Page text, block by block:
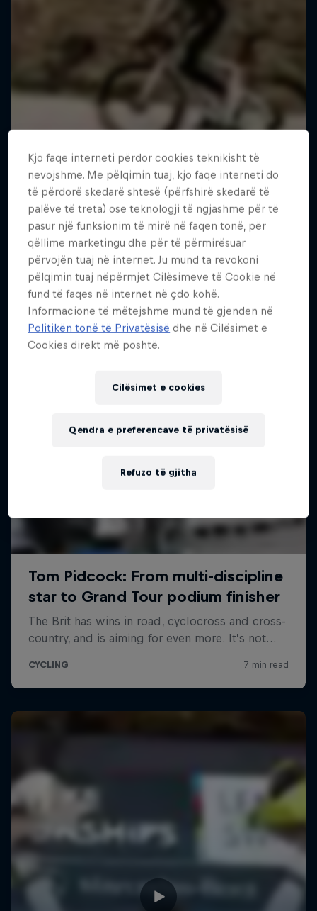
Kjo faqe interneti përdor cookies teknikisht të
nevojshme. Me pëlqimin tuaj, kjo faqe interneti do
të përdorë skedarë shtesë (përfshirë skedarë të
palëve të treta) ose teknologji të ngjashme për të
pasur një funksionim të mirë në faqen tonë, për
qëllime marketingu dhe për të përmirësuar
përvojën tuaj në internet. Ju mund ta revokoni
pëlqimin tuaj nëpërmjet Cilësimeve të Cookie në
fund të faqes në internet në çdo kohë.
Informacione të mëtejshme mund të gjenden në
Politikën tonë të Privatësisë dhe në Cilësimet e
Cookies direkt më poshtë.
Cilësimet e cookies
Refuzo të gjitha
Qendra e preferencave të privatësisë